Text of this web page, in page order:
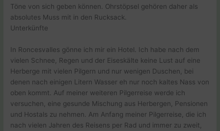
Töne von sich geben können. Ohrstöpsel gehören daher als
absolutes Muss mit in den Rucksack.
Unterkünfte
In Roncesvalles gönne ich mir ein Hotel. Ich habe nach dem
vielen Schnee, Regen und der Eiseskälte keine Lust auf eine
Herberge mit vielen Pilgern und nur wenigen Duschen, bei
denen nach einigen Litern Wasser eh nur noch kaltes Nass von
oben kommt. Auf meiner weiteren Pilgerreise werde ich
versuchen, eine gesunde Mischung aus Herbergen, Pensionen
und Hostals zu nehmen. Am Anfang meiner Pilgerreise, die ich
nach vielen Jahren des Reisens per Rad und immer zu zweit,